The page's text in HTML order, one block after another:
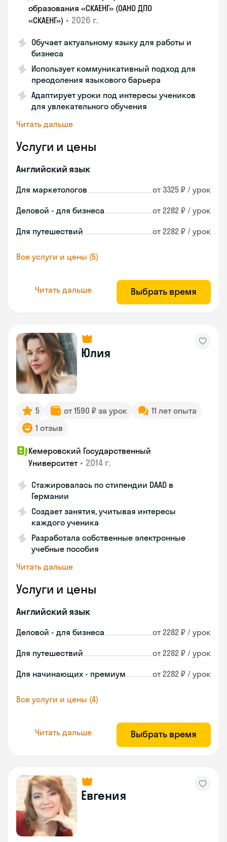
образования «СКАЕНГ» (ОАНО ДПО
«СКАЕНГ») • 2026 г.
Обучает актуальному языку для работы и
бизнеса
Использует коммуникативный подход для
преодоления языкового барьера
Адаптирует уроки под интересы учеников
для увлекательного обучения
Читать дальше
Услуги и цены
Английский язык
Для маркетологов от 3325 ₽ / урок
Деловой - для бизнеса от 2282 ₽ / урок
Для путешествий от 2282 ₽ / урок
Все услуги и цены (5)
Читать дальше Выбрать время
Юлия
5 от 1590 ₽ за урок
11 лет опыта
1 отзыв
Кемеровский Государственный
Университет • 2014 г.
Стажировалась по стипендии DAAD в
Германии
Создает занятия, учитывая интересы
каждого ученика
Разработала собственные электронные
учебные пособия
Читать дальше
Услуги и цены
Английский язык
Деловой - для бизнеса от 2282 ₽ / урок
Для путешествий от 2282 ₽ / урок
Для начинающих - премиум от 2282 ₽ / урок
Все услуги и цены (4)
Читать дальше Выбрать время
Евгения